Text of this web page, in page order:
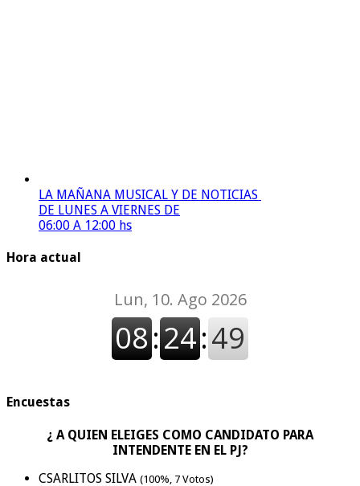
LA MAÑANA MUSICAL Y DE NOTICIAS
DE LUNES A VIERNES DE
06:00 A 12:00 hs
Hora actual
Encuestas
¿ A QUIEN ELEIGES COMO CANDIDATO PARA
INTENDENTE EN EL PJ?
CSARLITOS SILVA (100%, 7 Votos)